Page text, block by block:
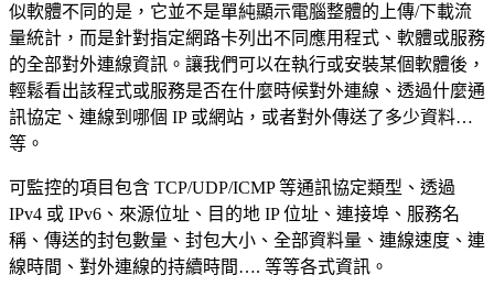
似軟體不同的是，它並不是單純顯示電腦整體的上傳/下載流
量統計，而是針對指定網路卡列出不同應用程式、軟體或服務
的全部對外連線資訊。讓我們可以在執行或安裝某個軟體後，
輕鬆看出該程式或服務是否在什麼時候對外連線、透過什麼通
訊協定、連線到哪個 IP 或網站，或者對外傳送了多少資料…
等。
可監控的項目包含 TCP/UDP/ICMP 等通訊協定類型、透過
IPv4 或 IPv6、來源位址、目的地 IP 位址、連接埠、服務名
稱、傳送的封包數量、封包大小、全部資料量、連線速度、連
線時間、對外連線的持續時間…. 等等各式資訊。